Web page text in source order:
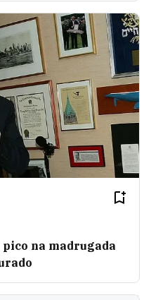
na madrugada